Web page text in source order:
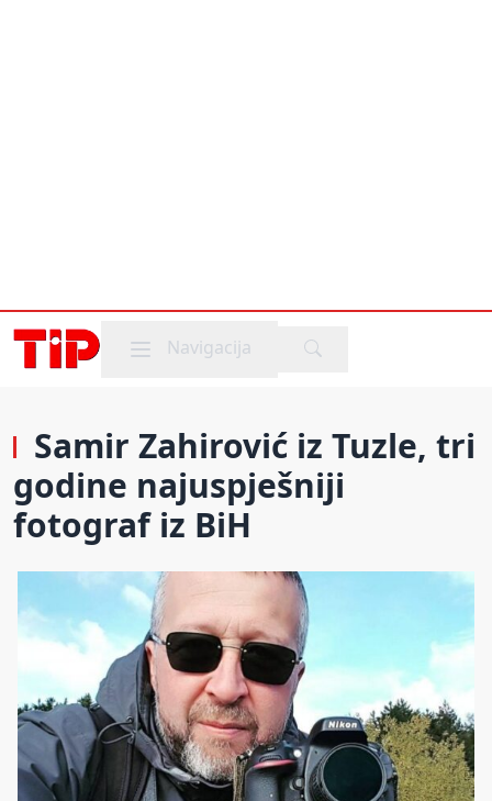
Mobile menu
Navigacija
Samir Zahirović iz Tuzle, tri
godine najuspješniji
fotograf iz BiH